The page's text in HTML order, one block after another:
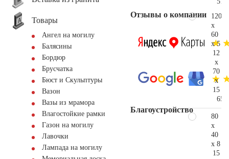
Товары
Ангел на могилу
Балясины
Бордюр
Брусчатка
Бюст и Скульптуры
Вазон
Вазы из мрамора
Влагостойкие рамки
Газон на могилу
Лавочки
Лампада на могилу
Отзывы о компании
Благоустройство
120
x
60
x 5
12
x
70
x
15
80
x
40
x 8
15